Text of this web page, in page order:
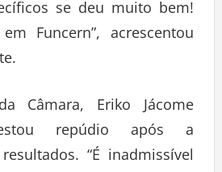
se deu muito bem!
Funcern”, acrescentou
Câmara, Eriko Jácome
repúdio após a
“É inadmissível